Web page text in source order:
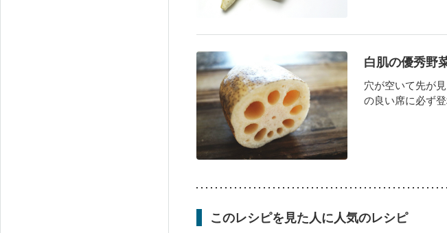
白肌の優秀野
穴が空いて先が
の良い席に必ず
このレシピを見た人に人気のレシピ